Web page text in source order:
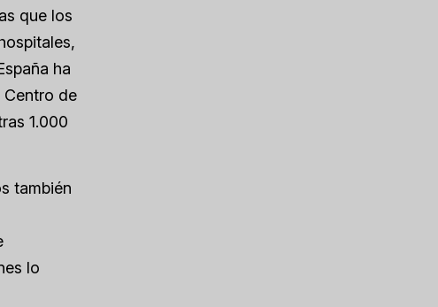
que los
ha
Centro de
1.000
también
lo